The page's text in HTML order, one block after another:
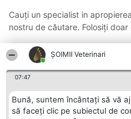
ȘOIMII Veterinari
07:47
Bună, suntem încântați să vă
să faceți clic pe subiectul de
Cauți un specialist in
nostru de căutare. Folosiți